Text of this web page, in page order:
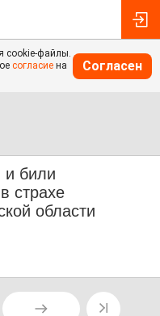
cookie-файлы.
согласие на
Согласен
и били
страхе
области